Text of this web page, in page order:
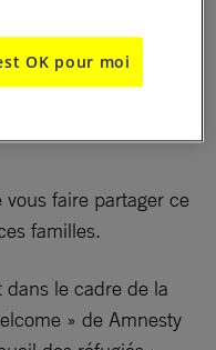
d’examen de
sont des réalités
à voir dans ces lieux
faire partager ce
familles.
dans le cadre de la
» de Amnesty
OK pour moi